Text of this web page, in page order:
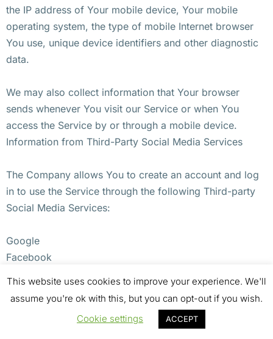
the IP address of Your mobile device, Your mobile
operating system, the type of mobile Internet browser
You use, unique device identifiers and other diagnostic
data.
We may also collect information that Your browser
sends whenever You visit our Service or when You
access the Service by or through a mobile device.
Information from Third-Party Social Media Services
The Company allows You to create an account and log
in to use the Service through the following Third-party
Social Media Services:
Google
Facebook
If You decide to register through or otherwise grant us
access to a Third-Party Social Media Service, We may
This website uses cookies to improve your experience. We'll
assume you're ok with this, but you can opt-out if you wish.
Cookie settings
ACCEPT